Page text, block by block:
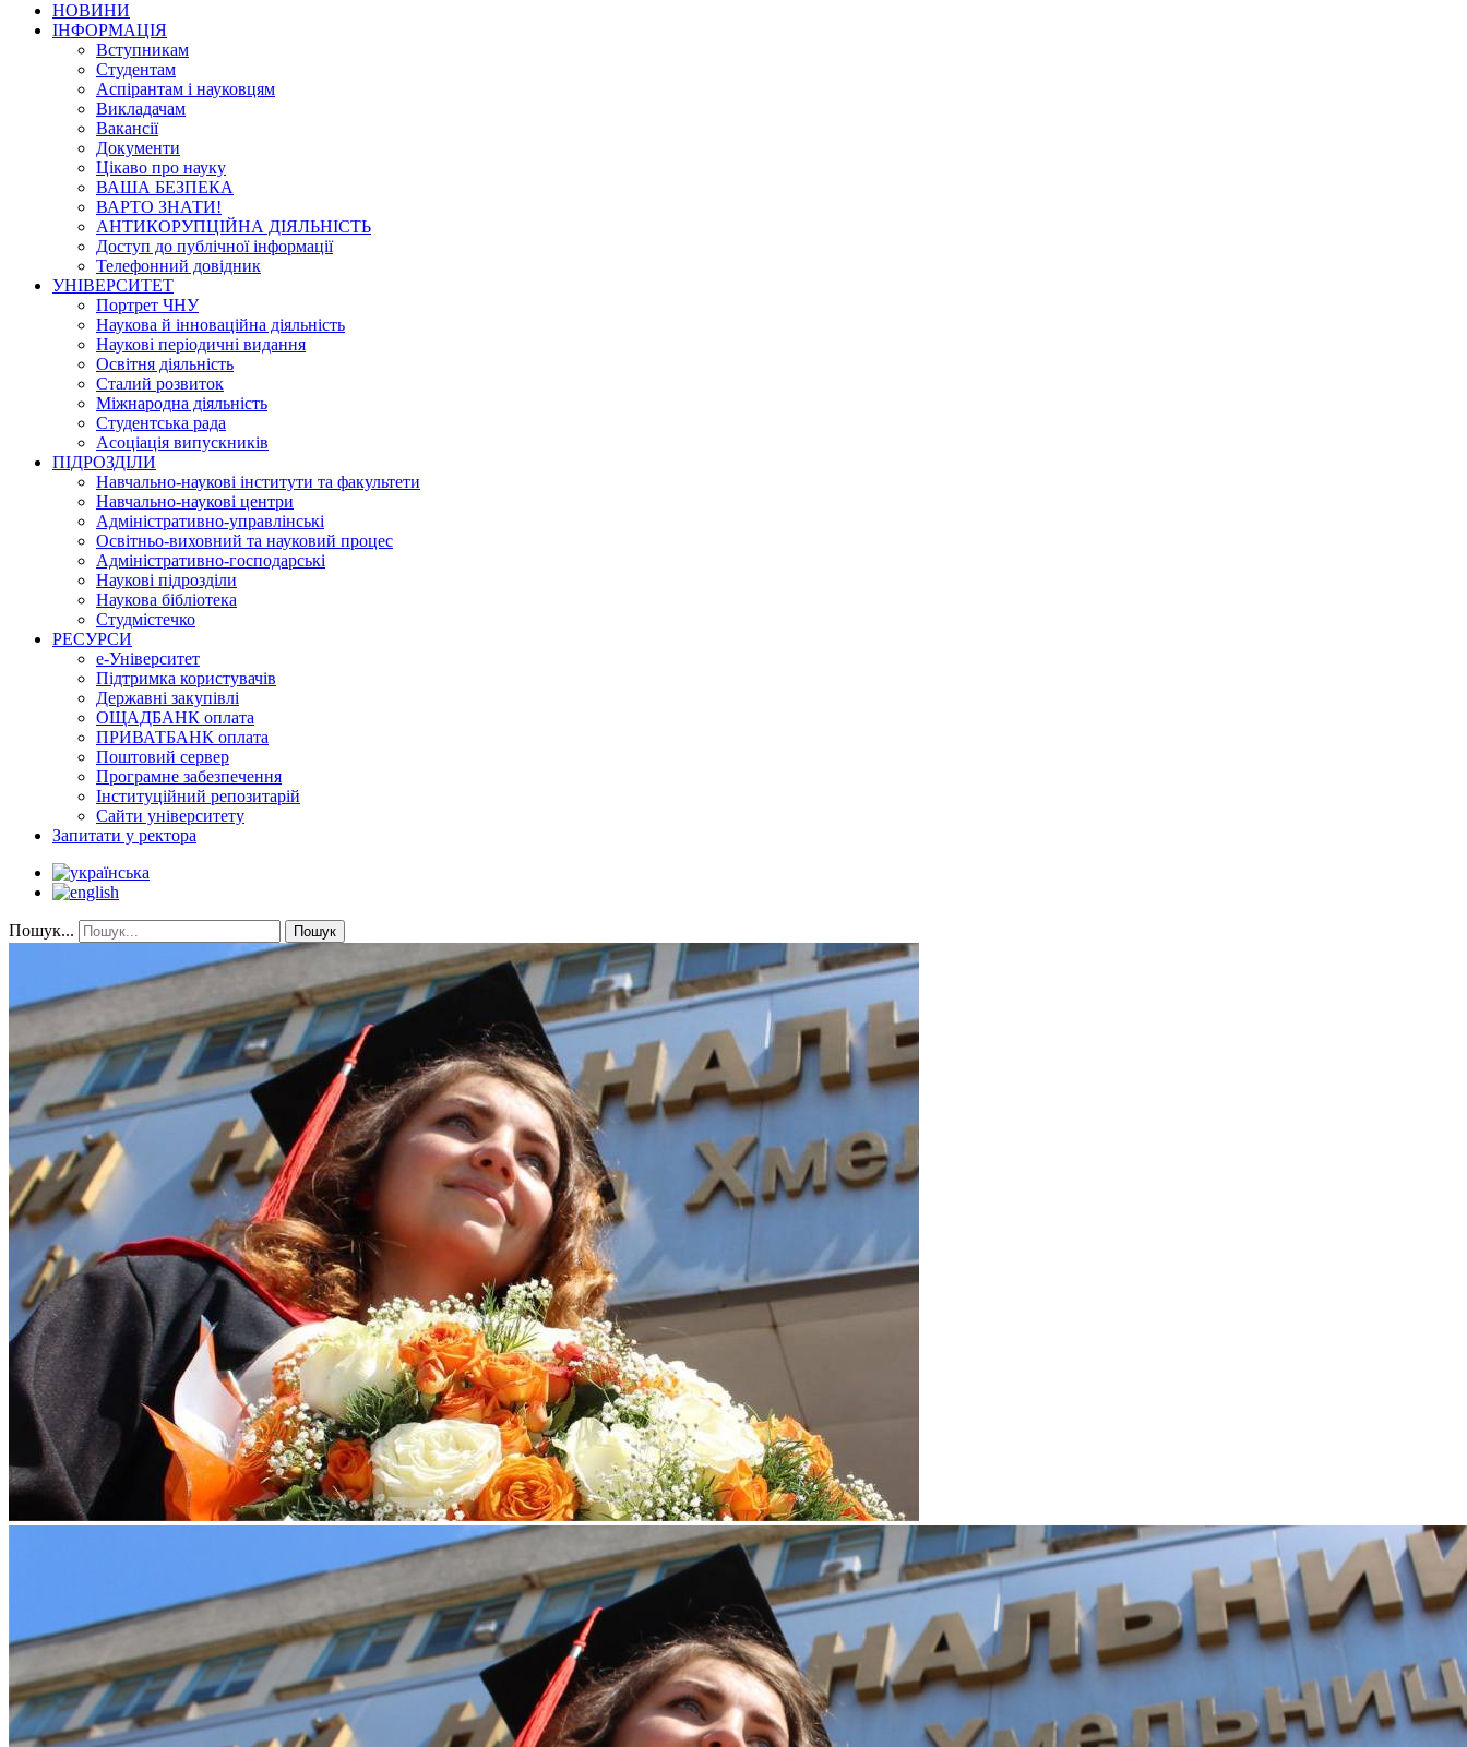
НОВИНИ
ІНФОРМАЦІЯ
Вступникам
Студентам
Аспірантам і науковцям
Викладачам
Вакансії
Документи
Цікаво про науку
ВАША БЕЗПЕКА
ВАРТО ЗНАТИ!
АНТИКОРУПЦІЙНА ДІЯЛЬНІСТЬ
Доступ до публічної інформації
Телефонний довідник
УНІВЕРСИТЕТ
Портрет ЧНУ
Наукова й інноваційна діяльність
Наукові періодичні видання
Освітня діяльність
Сталий розвиток
Міжнародна діяльність
Студентська рада
Асоціація випускників
ПІДРОЗДІЛИ
Навчально-наукові інститути та факультети
Навчально-наукові центри
Адміністративно-управлінські
Освітньо-виховний та науковий процес
Адміністративно-господарські
Наукові підрозділи
Наукова бібліотека
Студмістечко
РЕСУРСИ
е-Університет
Підтримка користувачів
Державні закупівлі
ОЩАДБАНК оплата
ПРИВАТБАНК оплата
Поштовий сервер
Програмне забезпечення
Інституційний репозитарій
Сайти університету
Запитати у ректора
Пошук... Пошук